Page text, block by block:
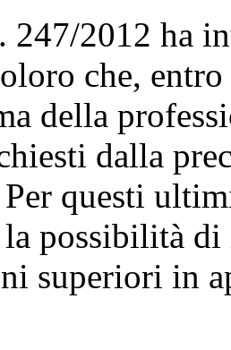
247/2012 ha
che,
della
dalla
questi
la possibilità
superiori in